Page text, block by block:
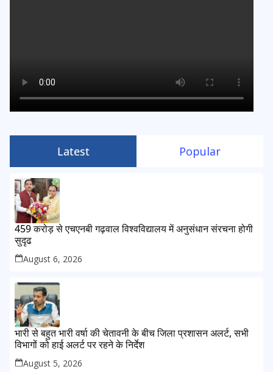
Latest Popular
459 करोड़ से एचएनबी गढ़वाल विश्वविद्यालय में अनुसंधान संरचना होगी
सुदृढ
August 6, 2026
भारी से बहुत भारी वर्षा की चेतावनी के बीच जिला प्रशासन अलर्ट, सभी
विभागों को हाई अलर्ट पर रहने के निर्देश
August 5, 2026